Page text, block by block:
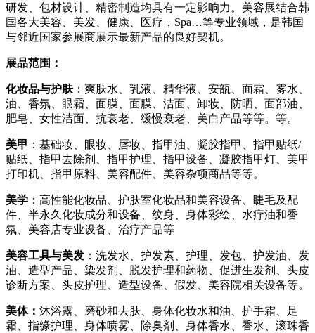
研发、包材设计、精密制造均具有一定影响力。美容展结合韩
国各大美容、美发、健康、医疗，Spa…等专业领域，是韩国
与邻近国家参展商展示最新产品的良好契机。
展品范围：
化妆品与护肤：爽肤水、乳液、精华液、安瓿、面霜、雾水、
油、香氛、眼霜、面膜、面膜、洁面、卸妆、防晒、面部油、
肥皂、女性洁面、抗衰老、缓慢衰老、美白产品等等。等。
美甲 ：基础妆、眼妆、唇妆、指甲油、凝胶指甲、指甲贴纸/
贴纸、指甲去除剂、指甲护理、指甲设备、凝胶指甲灯、美甲
打印机、指甲原料、美容配件、美容杂项商品等等。
美学 ：高性能化妆品、护肤室化妆品和美容设备、睫毛及配
件、半永久化妆成分和设备、纹身、身体彩绘、水疗油和香
氛、美容店专业设备、治疗产品等
美容工具与美发 ：洗发水、护发素、护理、发包、护发油、发
油、造型产品、染发剂、脱发护理和药物、促进生发剂、头皮
诊断方案、头皮护理、造型设备、假发、美容院相关设备等。
美体： 沐浴露、磨砂和去肤、身体化妆水和油、护手霜、足
霜、指缘护理、身体喷雾、除臭剂、身体香水、香水、滚珠香